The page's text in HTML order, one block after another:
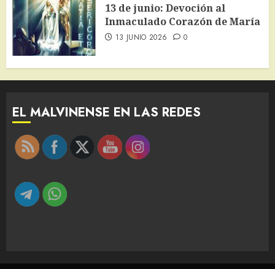
13 de junio: Devoción al
Inmaculado Corazón de María
13 JUNIO 2026 0
EL MALVINENSE EN LAS REDES